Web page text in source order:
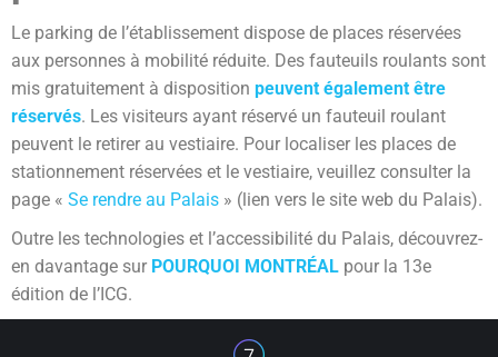
Le parking de l’établissement dispose de places réservées
aux personnes à mobilité réduite. Des fauteuils roulants sont
mis gratuitement à disposition peuvent également être
réservés. Les visiteurs ayant réservé un fauteuil roulant
peuvent le retirer au vestiaire. Pour localiser les places de
stationnement réservées et le vestiaire, veuillez consulter la
page « Se rendre au Palais » (lien vers le site web du Palais).
Outre les technologies et l’accessibilité du Palais, découvrez-
en davantage sur POURQUOI MONTRÉAL pour la 13e
édition de l’ICG.